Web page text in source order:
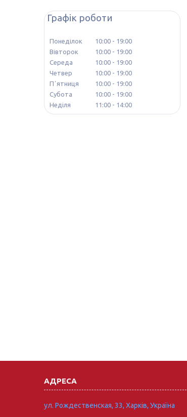
Графік роботи
Понеділок 10:00
19:00
Вівторок
10:00
19:00
Середа
10:00
19:00
Четвер
10:00
19:00
Пʼятниця
10:00
19:00
Субота
10:00
19:00
Неділя
11:00 14:00
ул. Рождественская, 33, Харків, Україна